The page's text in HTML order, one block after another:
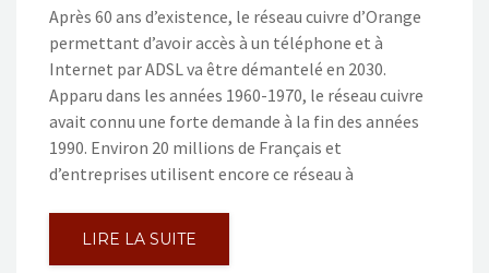
Après 60 ans d’existence, le réseau cuivre d’Orange
permettant d’avoir accès à un téléphone et à
Internet par ADSL va être démantelé en 2030.
Apparu dans les années 1960-1970, le réseau cuivre
avait connu une forte demande à la fin des années
1990. Environ 20 millions de Français et
d’entreprises utilisent encore ce réseau à
LIRE LA SUITE